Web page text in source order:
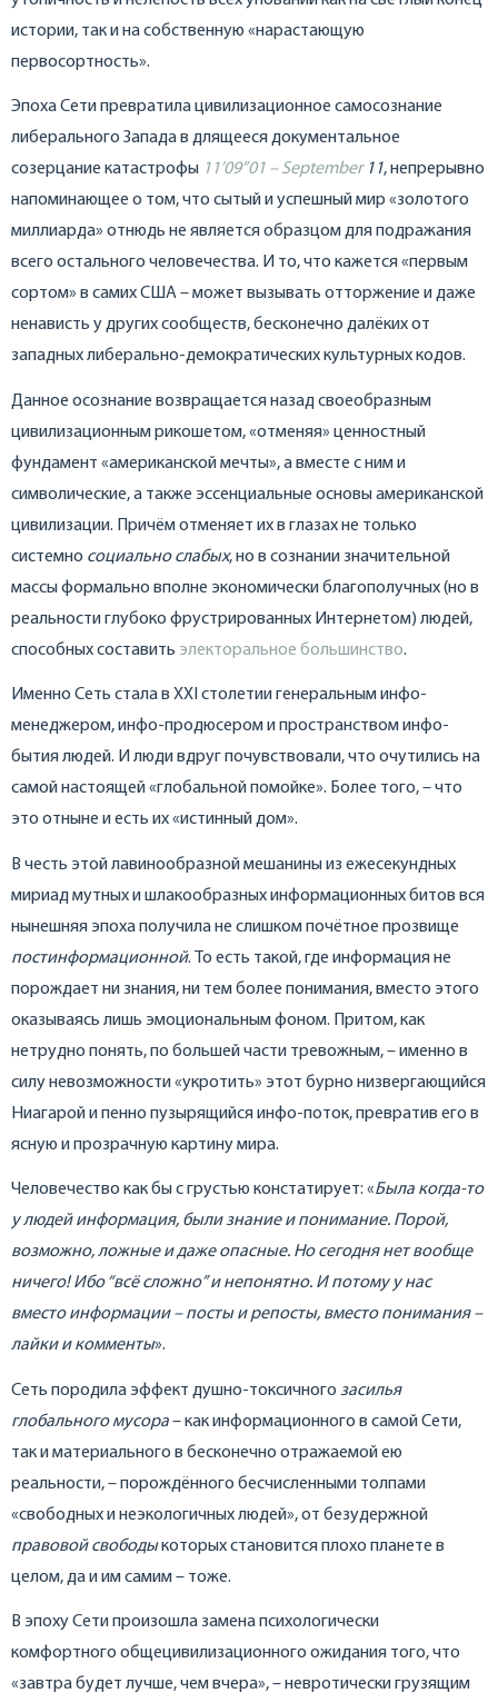
истории, так и на собственную «нарастающую
первосортность».
Эпоха Сети превратила цивилизационное самосознание
либерального Запада в длящееся документальное
созерцание катастрофы 11’09”01 – September11, непрерывно
напоминающее о том, что сытый и успешный мир «золотого
миллиарда» отнюдь не является образцом для подражания
всего остального человечества. И то, что кажется «первым
сортом» в самих США – может вызывать отторжение и даже
ненависть у других сообществ, бесконечно далёких от
западных либерально-демократических культурных кодов.
Данное осознание возвращается назад своеобразным
цивилизационным рикошетом, «отменяя» ценностный
фундамент «американской мечты», а вместе с ним и
символические, а также эссенциальные основы американской
цивилизации. Причём отменяет их в глазах не только
системно социально слабых, но в сознании значительной
массы формально вполне экономически благополучных (но в
реальности глубоко фрустрированных Интернетом) людей,
способных составить электоральное большинство.
Именно Сеть стала в XXI столетии генеральным инфо-
менеджером, инфо-продюсером и пространством инфо-
бытия людей. И люди вдруг почувствовали, что очутились на
самой настоящей «глобальной помойке». Более того, – что
это отныне и есть их «истинный дом».
В честь этой лавинообразной мешанины из ежесекундных
мириад мутных и шлакообразных информационных битов вся
нынешняя эпоха получила не слишком почётное прозвище
постинформационной. То есть такой, где информация не
порождает ни знания, ни тем более понимания, вместо этого
оказываясь лишь эмоциональным фоном. Притом, как
нетрудно понять, по большей части тревожным, – именно в
силу невозможности «укротить» этот бурно низвергающийся
Ниагарой и пенно пузырящийся инфо-поток, превратив его в
ясную и прозрачную картину мира.
Человечество как бы с грустью констатирует: «Была когда-то
у людей информация, были знание и понимание. Порой,
возможно, ложные и даже опасные. Но сегодня нет вообще
ничего! Ибо “всё сложно” и непонятно. И потому у нас
вместо информации – посты и репосты, вместо понимания –
лайки и комменты».
Сеть породила эффект душно-токсичного засилья
глобального мусора– как информационного в самой Сети,
так и материального в бесконечно отражаемой ею
реальности, – порождённого бесчисленными толпами
«свободных и неэкологичных людей», от безудержной
правовой свободыкоторых становится плохо планете в
целом, да и им самим – тоже.
В эпоху Сети произошла замена психологически
комфортного общецивилизационного ожидания того, что
«завтра будет лучше, чем вчера», – невротически грузящим